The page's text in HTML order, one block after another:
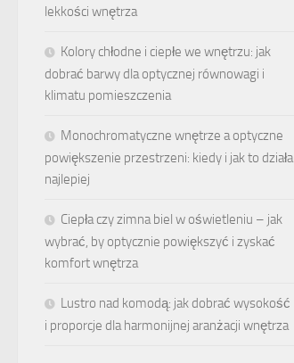
lekkości wnętrza
Kolory chłodne i ciepłe we wnętrzu: jak
dobrać barwy dla optycznej równowagi i
klimatu pomieszczenia
Monochromatyczne wnętrze a optyczne
powiększenie przestrzeni: kiedy i jak to działa
najlepiej
Ciepła czy zimna biel w oświetleniu – jak
wybrać, by optycznie powiększyć i zyskać
komfort wnętrza
Lustro nad komodą: jak dobrać wysokość
i proporcje dla harmonijnej aranżacji wnętrza